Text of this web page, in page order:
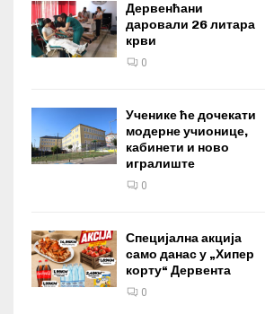
Дервенћани
даровали 26 литара
крви
0
Ученике ће дочекати
модерне учионице,
кабинети и ново
игралиште
0
Специјална акција
само данас у „Хипер
корту“ Дервента
0